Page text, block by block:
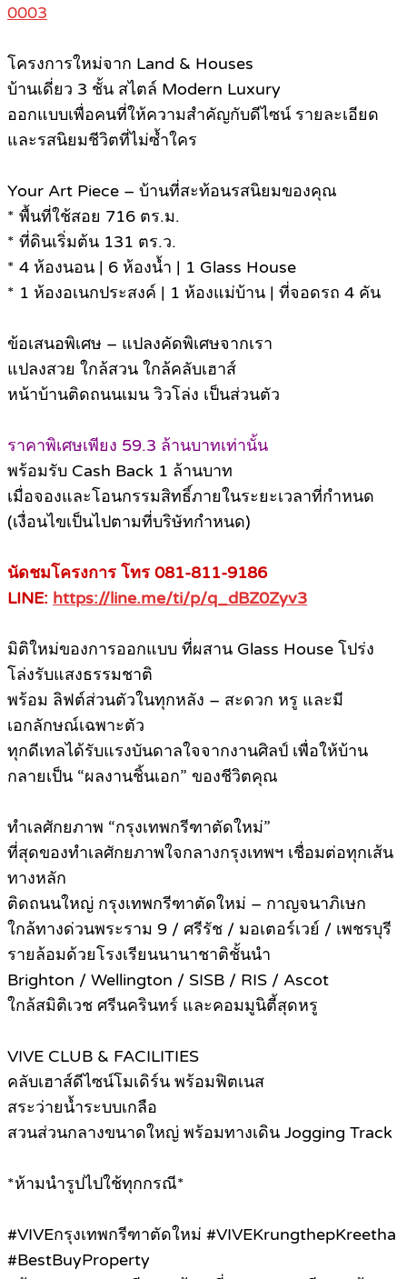
0003
โครงการใหม่จาก Land & Houses
บ้านเดี่ยว 3 ชั้น สไตล์ Modern Luxury
ออกแบบเพื่อคนที่ให้ความสำคัญกับดีไซน์ รายละเอียด
และรสนิยมชีวิตที่ไม่ซ้ำใคร
Your Art Piece – บ้านที่สะท้อนรสนิยมของคุณ
* พื้นที่ใช้สอย 716 ตร.ม.
* ที่ดินเริ่มต้น 131 ตร.ว.
* 4 ห้องนอน | 6 ห้องน้ำ | 1 Glass House
* 1 ห้องอเนกประสงค์ | 1 ห้องแม่บ้าน | ที่จอดรถ 4 คัน
ข้อเสนอพิเศษ – แปลงคัดพิเศษจากเรา
แปลงสวย ใกล้สวน ใกล้คลับเฮาส์
หน้าบ้านติดถนนเมน วิวโล่ง เป็นส่วนตัว
ราคาพิเศษเพียง 59.3 ล้านบาทเท่านั้น
พร้อมรับ Cash Back 1 ล้านบาท
เมื่อจองและโอนกรรมสิทธิ์ภายในระยะเวลาที่กำหนด
(เงื่อนไขเป็นไปตามที่บริษัทกำหนด)
นัดชมโครงการ โทร 081-811-9186
LINE: https://line.me/ti/p/q_dBZ0Zyv3
มิติใหม่ของการออกแบบ ที่ผสาน Glass House โปร่ง
โล่งรับแสงธรรมชาติ
พร้อม ลิฟต์ส่วนตัวในทุกหลัง – สะดวก หรู และมี
เอกลักษณ์เฉพาะตัว
ทุกดีเทลได้รับแรงบันดาลใจจากงานศิลป์ เพื่อให้บ้าน
กลายเป็น “ผลงานชิ้นเอก” ของชีวิตคุณ
ทำเลศักยภาพ “กรุงเทพกรีฑาตัดใหม่”
ที่สุดของทำเลศักยภาพใจกลางกรุงเทพฯ เชื่อมต่อทุกเส้น
ทางหลัก
ติดถนนใหญ่ กรุงเทพกรีฑาตัดใหม่ – กาญจนาภิเษก
ใกล้ทางด่วนพระราม 9 / ศรีรัช / มอเตอร์เวย์ / เพชรบุรี
รายล้อมด้วยโรงเรียนนานาชาติชั้นนำ
Brighton / Wellington / SISB / RIS / Ascot
ใกล้สมิติเวช ศรีนครินทร์ และคอมมูนิตี้สุดหรู
VIVE CLUB & FACILITIES
คลับเฮาส์ดีไซน์โมเดิร์น พร้อมฟิตเนส
สระว่ายน้ำระบบเกลือ
สวนส่วนกลางขนาดใหญ่ พร้อมทางเดิน Jogging Track
*ห้ามนำรูปไปใช้ทุกกรณี*
#VIVEกรุงเทพกรีฑาตัดใหม่ #VIVEKrungthepKreetha
#BestBuyProperty